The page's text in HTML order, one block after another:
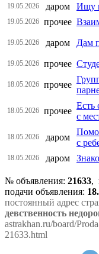
19.05.2026 даром Ищу
19.05.2026 прочее
19.05.2026 даром Дам
19.05.2026 прочее
18.05.2026 прочее
18.05.2026 прочее
Есть
с
18.05.2026 даром
с
18.05.2026 даром
№ объявления: 21633,
подачи объявления:
постоянный адрес
девственность
astrakhan.ru/board/
21633.html